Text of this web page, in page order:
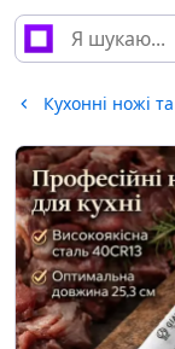
Кухонні ножі